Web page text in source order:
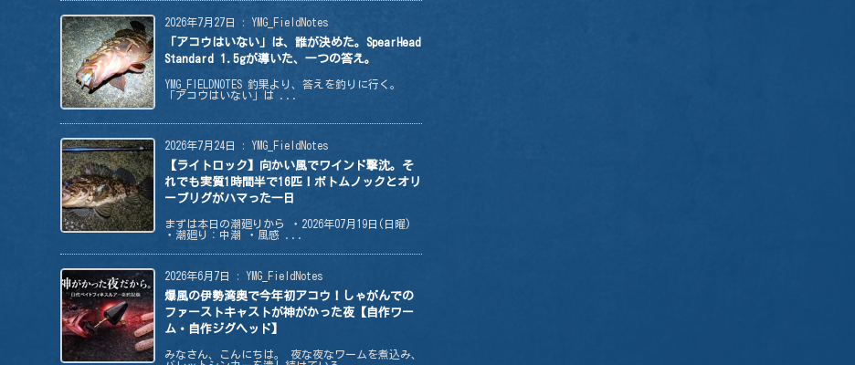
2026年7月27日 : YMG_FieldNotes
「アコウはいない」は、誰が決めた。SpearHead
Standard 1.5gが導いた、一つの答え。
YMG_FIELDNOTES 釣果より、答えを釣りに行く。
「アコウはいない」は ...
2026年7月24日 : YMG_FieldNotes
【ライトロック】向かい風でワインド撃沈。そ
れでも実質1時間半で16匹！ボトムノックとオリ
ーブリグがハマった一日
まずは本日の潮廻りから ・2026年07月19日(日曜)
・潮廻り：中潮 ・風感 ...
2026年6月7日 : YMG_FieldNotes
爆風の伊勢湾奥で今年初アコウ！しゃがんでの
ファーストキャストが神がかった夜【自作ワー
ム・自作ジグヘッド】
みなさん、こんにちは。 夜な夜なワームを煮込み、